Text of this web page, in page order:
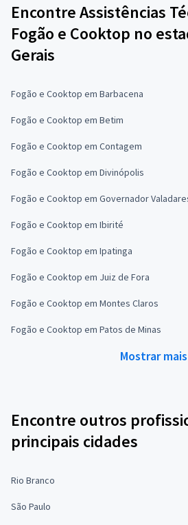
Encontre Assistências
Fogão e Cooktop no
Gerais
Fogão e Cooktop em Barbacena
Fogão e Cooktop em Betim
Fogão e Cooktop em Contagem
Fogão e Cooktop em Divinópolis
Fogão e Cooktop em Governador
Fogão e Cooktop em Ibirité
Fogão e Cooktop em Ipatinga
Fogão e Cooktop em Juiz de Fora
Fogão e Cooktop em Montes Claros
Fogão e Cooktop em Patos de Minas
Mostrar mais
Encontre outros
principais cidades
Rio Branco
São Paulo